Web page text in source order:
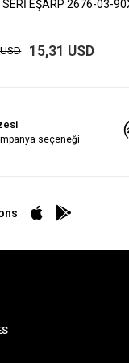
SERİ EŞARP 2676-03-
15,31 USD
seçeneği